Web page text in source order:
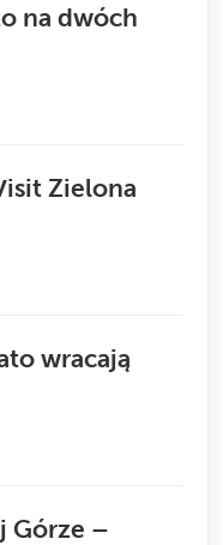
na dwóch
Zielona
wracają
Górze –